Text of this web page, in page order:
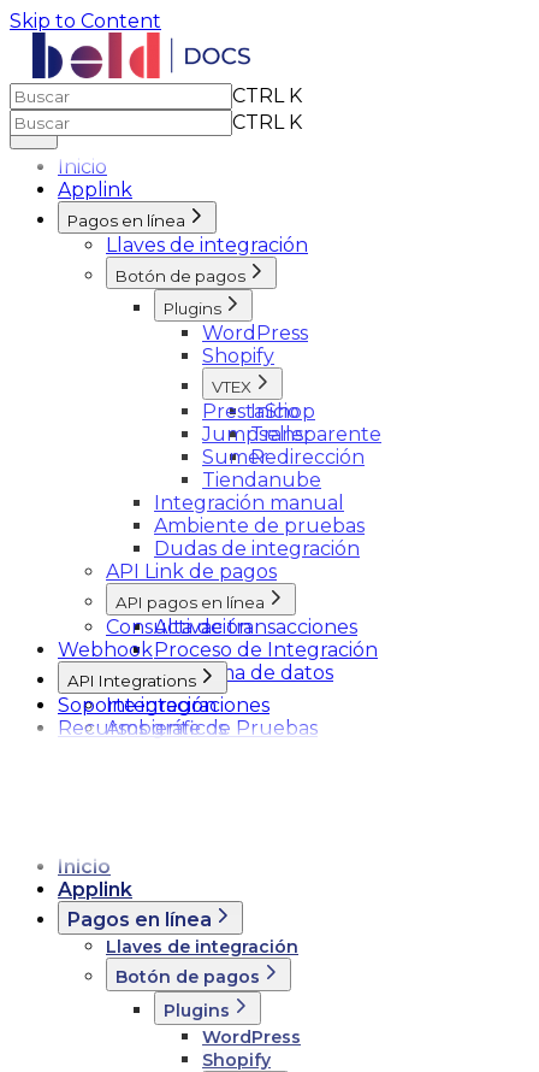
Skip to Content
CTRL K
CTRL K
Inicio
Applink
Pagos en línea
Llaves de integración
Botón de pagos
Plugins
WordPress
Shopify
VTEX
Inicio
Transparente
Redirección
PrestaShop
Jumpseller
Sumer
Tiendanube
Integración manual
Ambiente de pruebas
Dudas de integración
API Link de pagos
API pagos en línea
Activación
Proceso de Integración
Esquema de datos
Consulta de transacciones
Webhook
API Integrations
Integración
Ambiente de Pruebas
Soporte integraciones
Recursos gráficos
Inicio
Applink
Pagos en línea
Llaves de integración
Botón de pagos
Plugins
WordPress
Shopify